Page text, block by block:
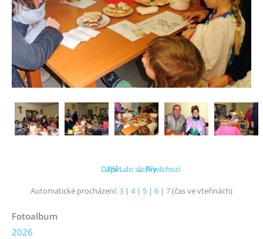
← Předchozí
Další →
Zpět do složky
Automatické procházení:3 | 4| 5 | 6 | 7(čas ve vteřinách)
Fotoalbum
2026